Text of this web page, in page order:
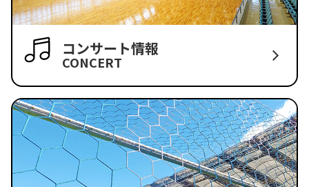
コンサート情報
CONCERT